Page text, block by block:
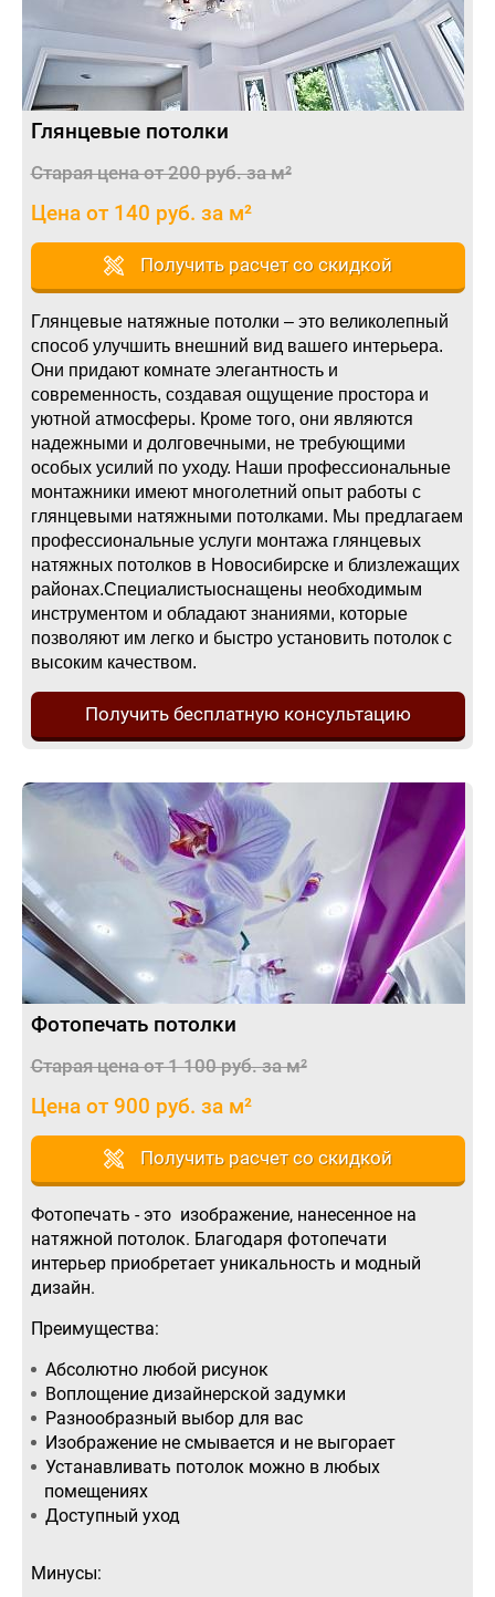
Глянцевые потолки
Старая цена от 200 руб. за м²
Цена от 140 руб. за м²
Получить расчет со скидкой
Глянцевые натяжные потолки – это великолепный
способ улучшить внешний вид вашего интерьера.
Они придают комнате элегантность и
современность, создавая ощущение простора и
уютной атмосферы. Кроме того, они являются
надежными и долговечными, не требующими
особых усилий по уходу. Наши профессиональные
монтажники имеют многолетний опыт работы с
глянцевыми натяжными потолками. Мы предлагаем
профессиональные услуги монтажа глянцевых
натяжных потолков в Новосибирске и близлежащих
районах.Специалистыоснащены необходимым
инструментом и обладают знаниями, которые
позволяют им легко и быстро установить потолок с
высоким качеством.
Получить бесплатную консультацию
Фотопечать потолки
Старая цена от 1 100 руб. за м²
Цена от 900 руб. за м²
Получить расчет со скидкой
Фотопечать - это изображение, нанесенное на
натяжной потолок. Благодаря фотопечати
интерьер приобретает уникальность и модный
дизайн.
Преимущества:
Абсолютно любой рисунок
Воплощение дизайнерской задумки
Разнообразный выбор для вас
Изображение не смывается и не выгорает
Устанавливать потолок можно в любых
помещениях
Доступный уход
Минусы: